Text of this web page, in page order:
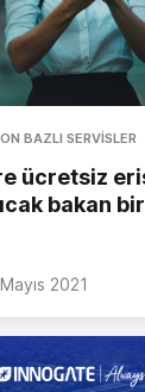
BAZLI SERVISLER
ücretsiz
bakan
2021